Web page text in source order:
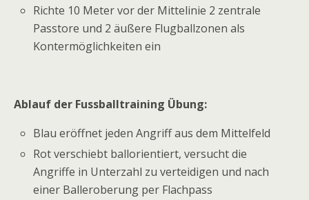
Richte 10 Meter vor der Mittelinie 2 zentrale
Passtore und 2 äußere Flugballzonen als
Kontermöglichkeiten ein
Ablauf der Fussballtraining Übung:
Blau eröffnet jeden Angriff aus dem Mittelfeld
Rot verschiebt ballorientiert, versucht die
Angriffe in Unterzahl zu verteidigen und nach
einer Balleroberung per Flachpass